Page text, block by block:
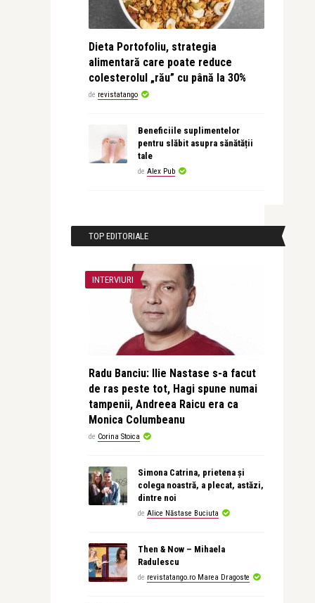
Dieta Portofoliu, strategia
alimentară care poate reduce
colesterolul „rău” cu până la 30%
de revistatango
Beneficiile suplimentelor
pentru slăbit asupra sănătății
tale
de Alex Pub
TOP EDITORIALE
INTERVIURI
Radu Banciu: Ilie Nastase s-a facut
de ras peste tot, Hagi spune numai
tampenii, Andreea Raicu era ca
Monica Columbeanu
de Corina Stoica
Simona Catrina, prietena și
colega noastră, a plecat, astăzi,
dintre noi
de Alice Năstase Buciuta
Then & Now – Mihaela
Radulescu
de revistatango.ro Marea Dragoste